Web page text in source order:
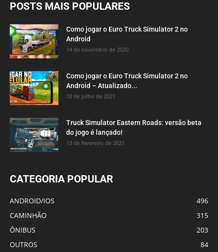
POSTS MAIS POPULARES
Como jogar o Euro Truck Simulator 2 no
Android
14 de novembro de 2020
Como jogar o Euro Truck Simulator 2 no
Android – Atualizado...
10 de julho de 2021
Truck Simulator Eastern Roads: versão beta
do jogo é lançado!
13 de fevereiro de 2021
CATEGORIA POPULAR
ANDROID/IOS
496
CAMINHÃO
315
ÔNIBUS
203
OUTROS
84